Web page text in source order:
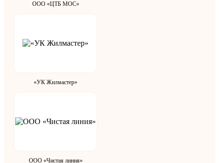
ООО «ЦТБ МОС»
«УК Жилмастер»
ООО «Чистая линия»